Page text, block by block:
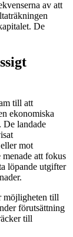
av att
De
till att
ekonomiska
De landade
mot
att fokus
löpande utgifter
möjligheten till
förutsättning
till